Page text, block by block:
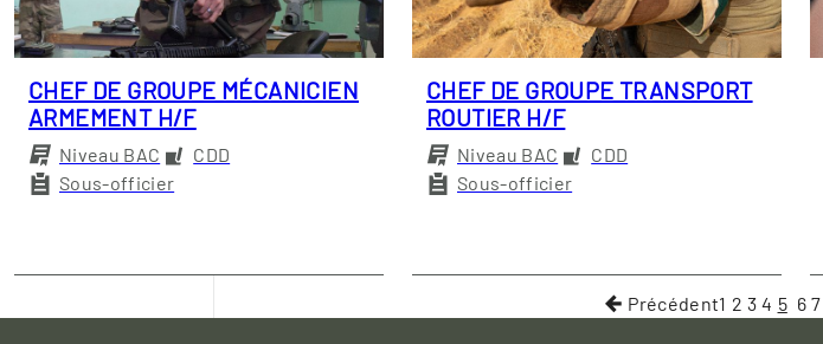
CHEF DE GROUPE MÉCANICIEN
ARMEMENT H/F
Niveau BAC
CDD
Sous-officier
CHEF DE GROUPE TRANSPORT
ROUTIER H/F
Niveau BAC
CDD
Sous-officier
Précédent1 2 3 4 5 6 7